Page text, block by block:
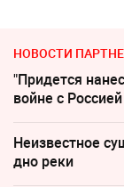
НОВОСТИ
"Придется
войне с Россией
Неизвестное
дно реки